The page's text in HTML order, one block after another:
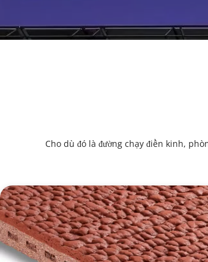
Cho dù đó là đường chạy điền kinh,